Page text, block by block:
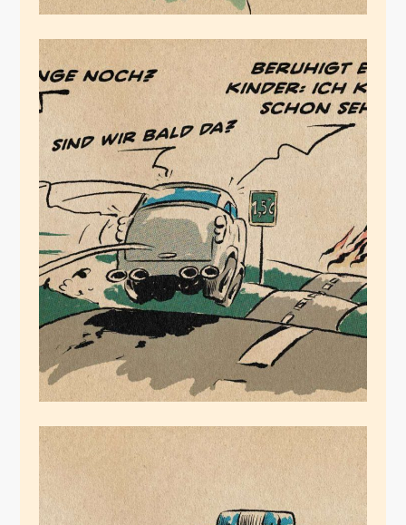
Bald da
Juli 15, 2020